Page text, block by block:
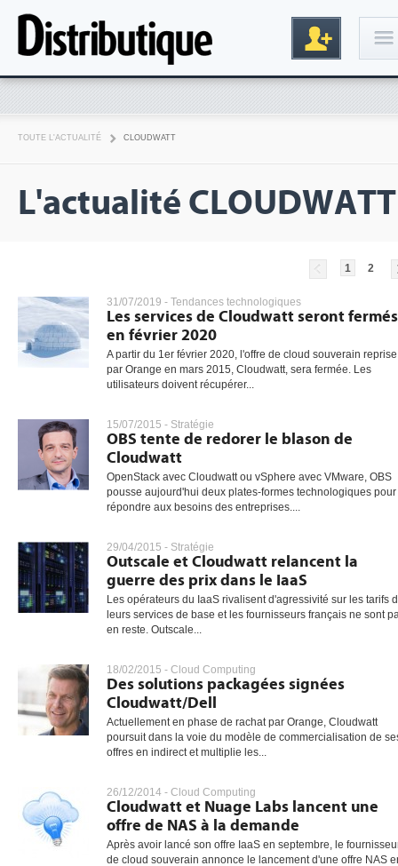
TOUTE L'ACTUALITÉ CLOUDWATT
L'actualité CLOUDWATT
1 2
31/07/2019 - Tendances technologiques
Les services de Cloudwatt seront fermés
en février 2020
A partir du 1er février 2020, l'offre de cloud souverain reprise
par Orange en mars 2015, Cloudwatt, sera fermée. Les
utilisateurs doivent récupérer...
15/07/2015 - Stratégie
OBS tente de redorer le blason de
Cloudwatt
OpenStack avec Cloudwatt ou vSphere avec VMware, OBS
pousse aujourd'hui deux plates-formes technologiques pour
répondre aux besoins des entreprises....
29/04/2015 - Stratégie
Outscale et Cloudwatt relancent la
guerre des prix dans le IaaS
Les opérateurs du IaaS rivalisent d'agressivité sur les tarifs
leurs services de base et les fournisseurs français ne sont
en reste. Outscale...
18/02/2015 - Cloud Computing
Des solutions packagées signées
Cloudwatt/Dell
Actuellement en phase de rachat par Orange, Cloudwatt
poursuit dans la voie du modèle de commercialisation de
offres en indirect et multiplie les...
26/12/2014 - Cloud Computing
Cloudwatt et Nuage Labs lancent une
offre de NAS à la demande
Après avoir lancé son offre IaaS en septembre, le
de cloud souverain annonce le lancement d'une offre NAS